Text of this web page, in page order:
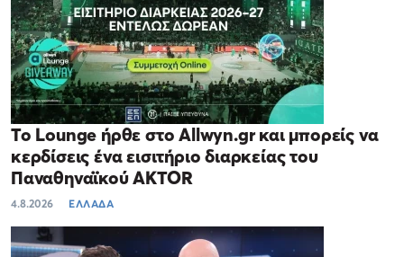
Το Lounge ήρθε στο Allwyn.gr και μπορείς να
κερδίσεις ένα εισιτήριο διαρκείας του
Παναθηναϊκού AKTOR
4.8.2026 ΕΛΛΑΔΑ